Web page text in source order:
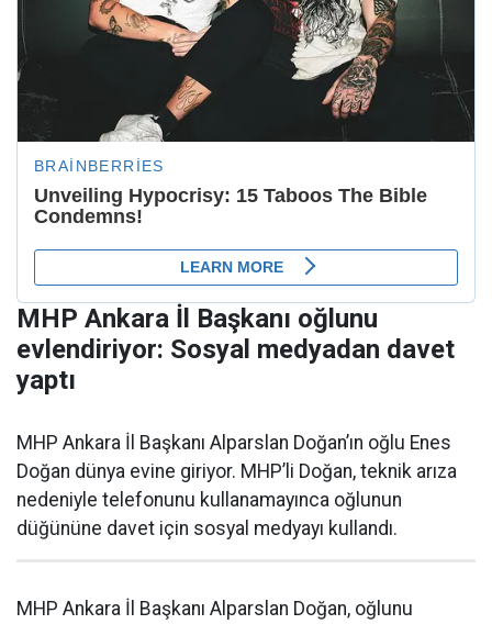
MHP Ankara İl Başkanı oğlunu
evlendiriyor: Sosyal medyadan davet
yaptı
MHP Ankara İl Başkanı Alparslan Doğan’ın oğlu Enes
Doğan dünya evine giriyor. MHP’li Doğan, teknik arıza
nedeniyle telefonunu kullanamayınca oğlunun
düğününe davet için sosyal medyayı kullandı.
MHP Ankara İl Başkanı Alparslan Doğan, oğlunu